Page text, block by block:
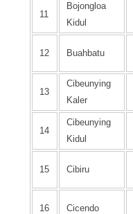
11
Bojongloa
Kidul
12 Buahbatu
13
Cibeunying
Kaler
14
Cibeunying
Kidul
15 Cibiru
16 Cicendo